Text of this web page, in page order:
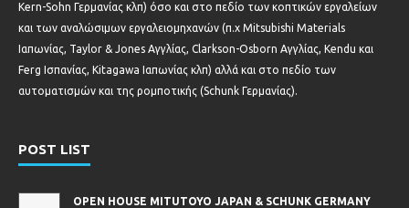
Kern-Sohn Γερμανίας κλπ) όσο και στο πεδίο των κοπτικών εργαλείων
και των αναλώσιμων εργαλειομηχανών (π.χ Mitsubishi Materials
Ιαπωνίας, Taylor & Jones Αγγλίας, Clarkson-Osborn Αγγλίας, Kendu και
Ferg Ισπανίας, Kitagawa Ιαπωνίας κλπ) αλλά και στο πεδίο των
αυτοματισμών και της ρομποτικής (Schunk Γερμανίας).
POST LIST
OPEN HOUSE MITUTOYO JAPAN & SCHUNK GERMANY